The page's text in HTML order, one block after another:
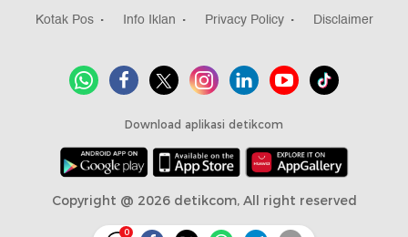
0
Kotak Pos
Info Iklan Privacy Policy Disclaimer
Download aplikasi detikcom
Copyright @ 2026 detikcom, All right reserved